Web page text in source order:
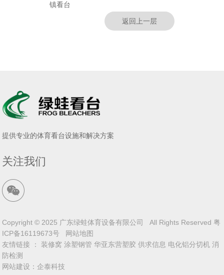
镇看台
返回上一层
提供专业的体育看台设施和解决方案
关注我们
Copyright © 2025 广东绿蛙体育设备有限公司 All Rights Reserved 粤
ICP备16119673号
网站地图
友情链接 ： 装修窝 涂塑钢管 华亚东营塑胶 供求信息 电化铝分切机 消
防检测
网站建设 ： 企泰科技